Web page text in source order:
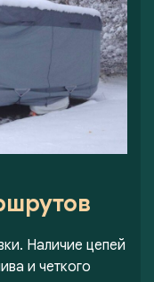
Наличие цепей
и четкого